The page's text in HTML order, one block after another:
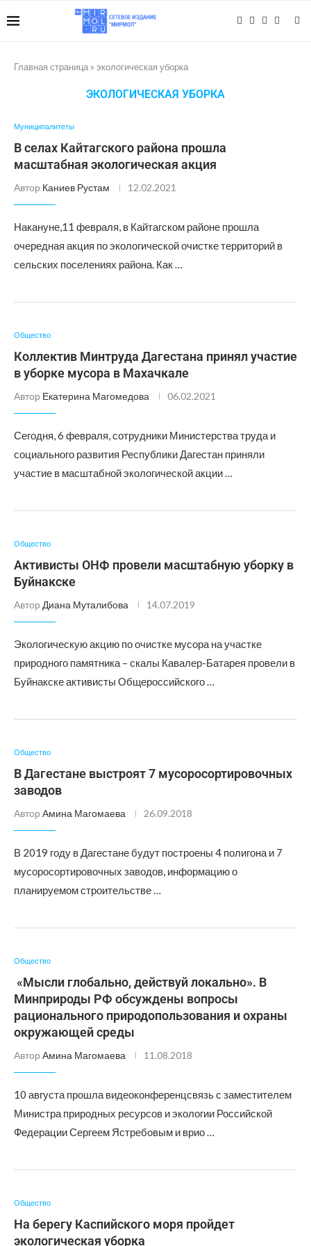
Главная страница » экологическая уборка
ЭКОЛОГИЧЕСКАЯ УБОРКА
Муниципалитеты
В селах Кайтагского района прошла
масштабная экологическая акция
Автор Каниев Рустам 12.02.2021
Накануне,11 февраля, в Кайтагском районе прошла
очередная акция по экологической очистке территорий в
сельских поселениях района. Как …
Общество
Коллектив Минтруда Дагестана принял участие
в уборке мусора в Махачкале
Автор Екатерина Магомедова 06.02.2021
Сегодня, 6 февраля, сотрудники Министерства труда и
социального развития Республики Дагестан приняли
участие в масштабной экологической акции …
Общество
Активисты ОНФ провели масштабную уборку в
Буйнакске
Автор Диана Муталибова 14.07.2019
Экологическую акцию по очистке мусора на участке
природного памятника – скалы Кавалер-Батарея провели в
Буйнакске активисты Общероссийского …
Общество
В Дагестане выстроят 7 мусоросортировочных
заводов
Автор Амина Магомаева 26.09.2018
В 2019 году в Дагестане будут построены 4 полигона и 7
мусоросортировочных заводов, информацию о
планируемом строительстве …
Общество
«Мысли глобально, действуй локально». В
Минприроды РФ обсуждены вопросы
рационального природопользования и охраны
окружающей среды
Автор Амина Магомаева 11.08.2018
10 августа прошла видеоконференцсвязь с заместителем
Министра природных ресурсов и экологии Российской
Федерации Сергеем Ястребовым и врио …
Общество
На берегу Каспийского моря пройдет
экологическая уборка